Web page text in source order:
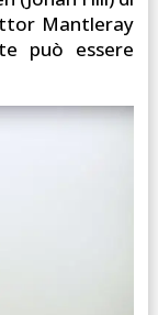
Mantleray
può essere